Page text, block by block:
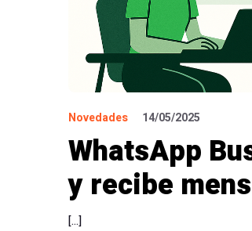
Novedades 14/05/2025
WhatsApp
y recibe
[…]